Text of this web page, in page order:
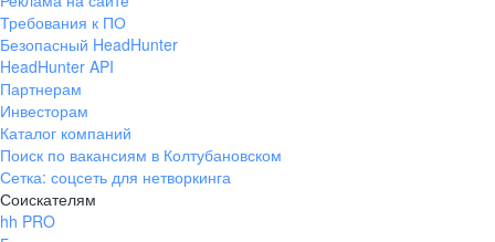
Требования к ПО
Безопасный HeadHunter
HeadHunter API
Партнерам
Инвесторам
Каталог компаний
Поиск по вакансиям в Колтубановском
Сетка: соцсеть для нетворкинга
Соискателям
hh PRO